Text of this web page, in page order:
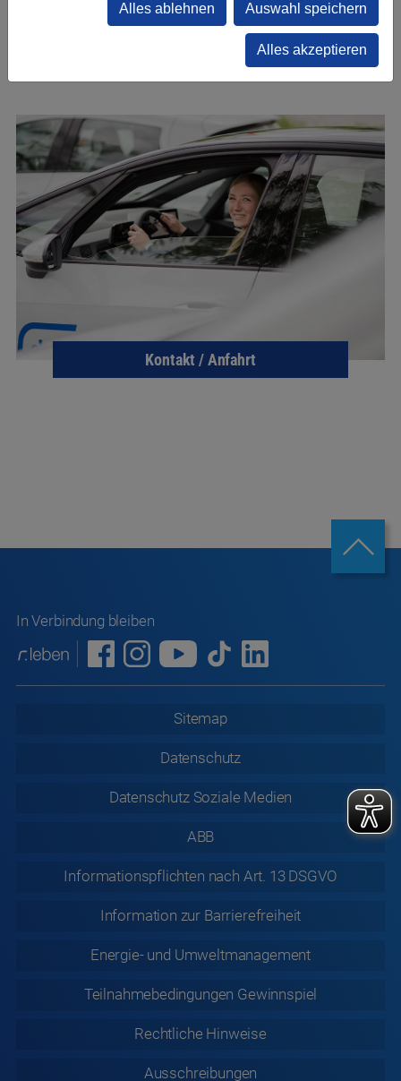
Kontakt / Anfahrt
In Verbindung bleiben
Sitemap
Datenschutz
Datenschutz Soziale Medien
ABB
Informationspflichten nach Art. 13 DSGVO
Information zur Barrierefreiheit
Energie- und Umweltmanagement
Teilnahmebedingungen Gewinnspiel
Rechtliche Hinweise
Ausschreibungen
Alles ablehnen Auswahl speichern
Alles akzeptieren